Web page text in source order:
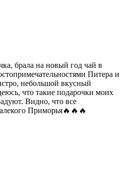
брала на новый год чай в
Питера и
небольшой вкусный
что такие подарочки моих
Видно, что все
Приморья🔥🔥🔥